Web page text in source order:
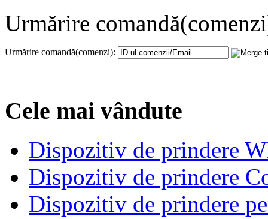
Urmărire
Urmărire comandă(comenzi):
Cele mai vândute
Dispozitiv de prindere
Dispozitiv de prindere
Dispozitiv de prindere